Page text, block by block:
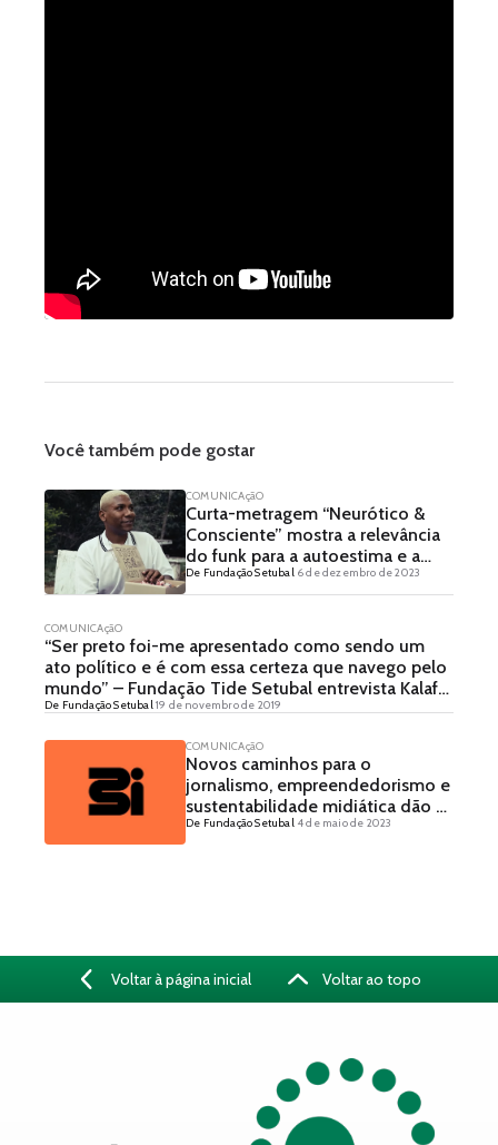
Você também pode gostar
COMUNICAçãO
Curta-metragem “Neurótico &
Consciente” mostra a relevância
do funk para a autoestima e a
manutenção da liberdade
periférica
De Fundação Setubal6 de dezembro de 2023
COMUNICAçãO
“Ser preto foi-me apresentado como sendo um
ato político e é com essa certeza que navego pelo
mundo” – Fundação Tide Setubal entrevista Kalaf
Epalanga
De Fundação Setubal19 de novembro de 2019
COMUNICAçãO
Novos caminhos para o
jornalismo, empreendedorismo e
sustentabilidade midiática dão o
tom do Festival 3i
De Fundação Setubal4 de maio de 2023
Voltar à página inicial Voltar ao topo